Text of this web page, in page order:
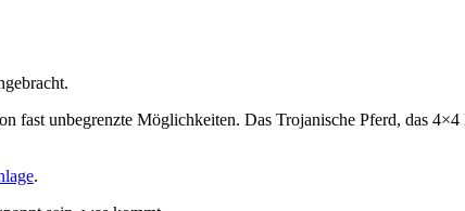
fast unbegrenzte Möglichkeiten. Das Trojanische Pferd, das
.